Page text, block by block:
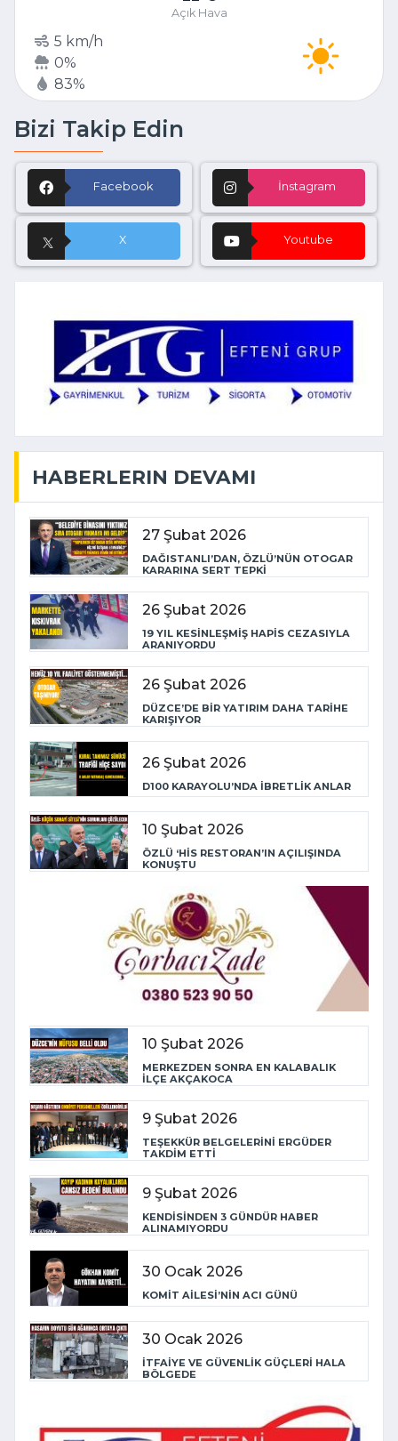
Açık Hava
5 km/h
0%
83%
Bizi Takip Edin
Facebook İnstagram
X Youtube
HABERLERIN DEVAMI
27 Şubat 2026
DAĞISTANLI’DAN, ÖZLÜ’NÜN OTOGAR
KARARINA SERT TEPKİ
26 Şubat 2026
19 YIL KESİNLEŞMİŞ HAPİS CEZASIYLA
ARANIYORDU
26 Şubat 2026
DÜZCE’DE BİR YATIRIM DAHA TARİHE
KARIŞIYOR
26 Şubat 2026
D100 KARAYOLU’NDA İBRETLİK ANLAR
10 Şubat 2026
ÖZLÜ ‘HİS RESTORAN’IN AÇILIŞINDA
KONUŞTU
10 Şubat 2026
MERKEZDEN SONRA EN KALABALIK
İLÇE AKÇAKOCA
9 Şubat 2026
TEŞEKKÜR BELGELERİNİ ERGÜDER
TAKDİM ETTİ
9 Şubat 2026
KENDİSİNDEN 3 GÜNDÜR HABER
ALINAMIYORDU
30 Ocak 2026
KOMİT AİLESİ’NİN ACI GÜNÜ
30 Ocak 2026
İTFAİYE VE GÜVENLİK GÜÇLERİ HALA
BÖLGEDE